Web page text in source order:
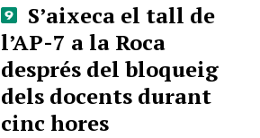
S’aixeca el tall de
l’AP-7 a la Roca
després del bloqueig
dels docents durant
cinc hores